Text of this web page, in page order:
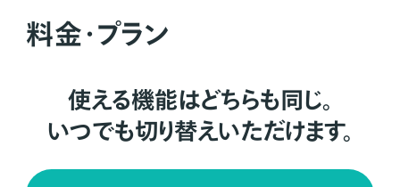
料金・プラン
使える機能はどちらも同じ。
いつでも切り替えいただけます。